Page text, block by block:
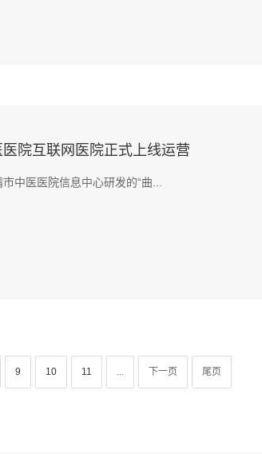
院互联网医院正式上线运营
中医医院信息中心研发的“曲...
9 10 11 ... 下一页 尾页